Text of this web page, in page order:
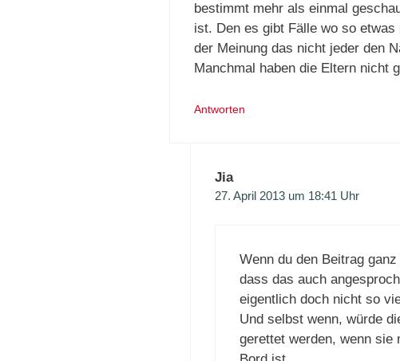
bestimmt mehr als einmal
ist. Den es gibt Fälle wo so
der Meinung das nicht jeder den
Manchmal haben die Eltern nicht
Antworten
Jia
27. April 2013 um 18:41 Uhr
Wenn du den Beitrag
dass das auch
eigentlich doch nicht so
Und selbst wenn, würde
gerettet werden, wenn sie